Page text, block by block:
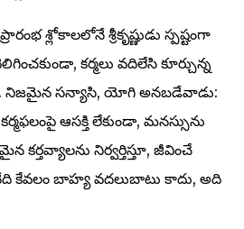
శ్లోకాలలోనే శ్రీకృష్ణుడు స్పష్టంగా
కర్మలు వదిలేసి కూర్చున్న
నిజమైన సన్యాసి, యోగి అనబడేవాడు:
ఆసక్తి లేకుండా, మనస్సును
కర్తవ్యాలను నిర్వర్తిస్తూ, జీవించే
కేవలం బాహ్య వదలుబాటు కాదు, అది